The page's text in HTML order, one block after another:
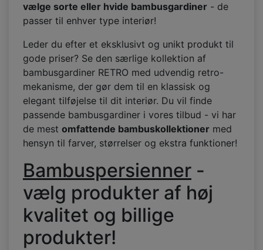
vælge sorte eller hvide bambusgardiner - de
passer til enhver type interiør!
Leder du efter et eksklusivt og unikt produkt til
gode priser? Se den særlige kollektion af
bambusgardiner RETRO med udvendig retro-
mekanisme, der gør dem til en klassisk og
elegant tilføjelse til dit interiør. Du vil finde
passende bambusgardiner i vores tilbud - vi har
de mest omfattende bambuskollektioner med
hensyn til farver, størrelser og ekstra funktioner!
Bambuspersienner -
vælg produkter af høj
kvalitet og billige
produkter!